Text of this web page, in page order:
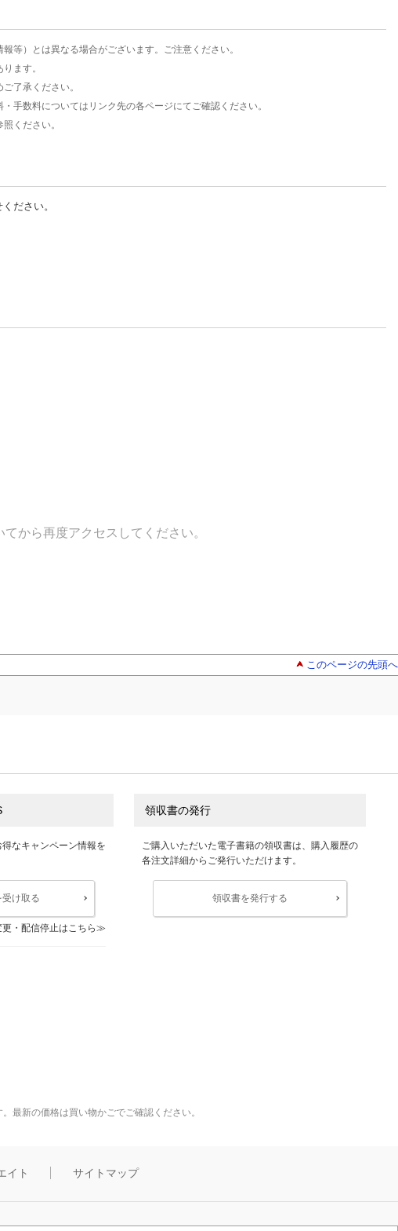
等）とは異なる場合がございます。ご注意ください。
ます。
了承ください。
手数料についてはリンク先の各ページにてご確認ください。
照ください。
ださい。
から再度アクセスしてください。
このページの先頭へ
なキャンペーン情報を
受け取る
更・配信停止はこちら
領収書の発行
ご購入いただいた電子書籍の領収書は、購入履歴の
各注文詳細からご発行いただけます。
領収書を発行する
最新の価格は買い物かごでご確認ください。
イト サイトマップ